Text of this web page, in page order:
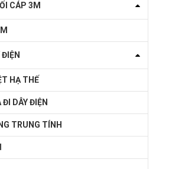
CÁP 3M
HẠ THẾ
DÂY ĐIỆN
TRUNG TÍNH